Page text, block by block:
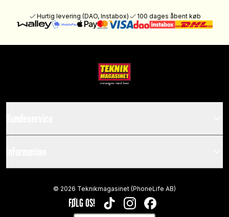
Hurtig levering (DAO, Instabox) 100 dages åbent køb
FØLG OS! TIKTOKINSTAGRAMFACEBOOK
© 2026 Teknikmagasinet (PhoneLife AB)